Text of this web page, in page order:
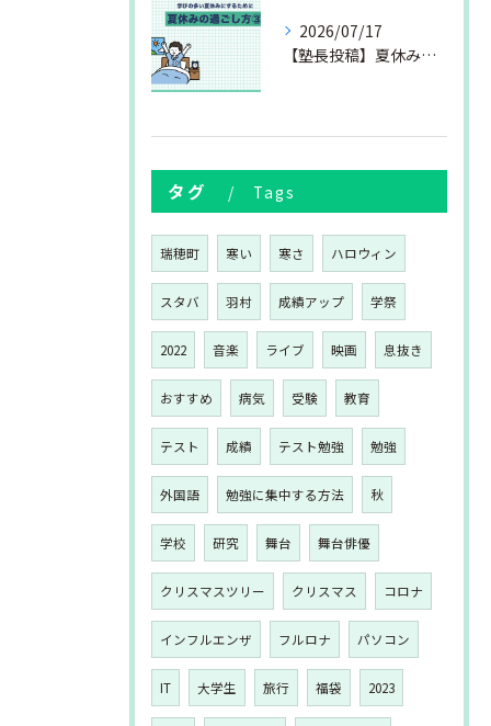
2026/07/17
【塾長投稿】夏休みの過ごし方③
タグ Tags
瑞穂町 寒い 寒さ ハロウィン
スタバ 羽村 成績アップ 学祭
2022 音楽 ライブ 映画 息抜き
おすすめ 病気 受験 教育
テスト 成績 テスト勉強 勉強
外国語 勉強に集中する方法 秋
学校 研究 舞台 舞台俳優
クリスマスツリー クリスマス コロナ
インフルエンザ フルロナ パソコン
IT 大学生 旅行 福袋 2023